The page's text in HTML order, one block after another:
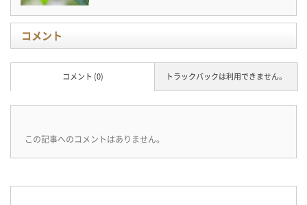
コメント
トラックバックは利用できません。
コメント (0)
この記事へのコメントはありません。